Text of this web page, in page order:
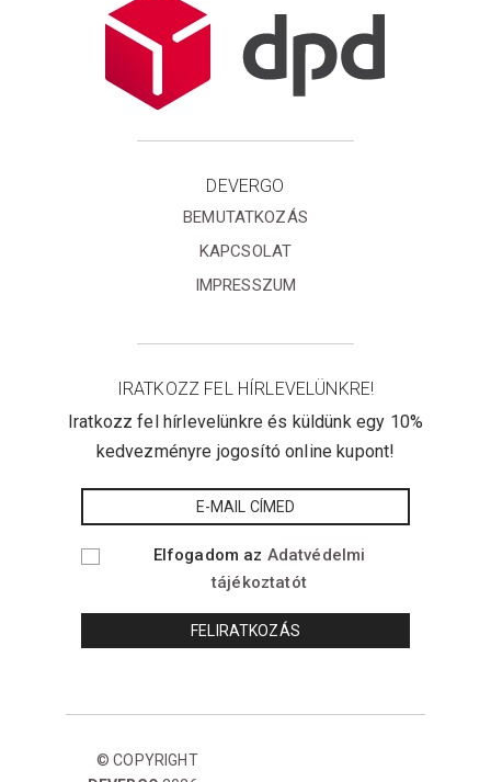
DEVERGO
BEMUTATKOZÁS
KAPCSOLAT
IMPRESSZUM
IRATKOZZ FEL HÍRLEVELÜNKRE!
Iratkozz fel hírlevelünkre és küldünk egy 10%
kedvezményre jogosító online kupont!
Elfogadom az Adatvédelmi
tájékoztatót
© COPYRIGHT